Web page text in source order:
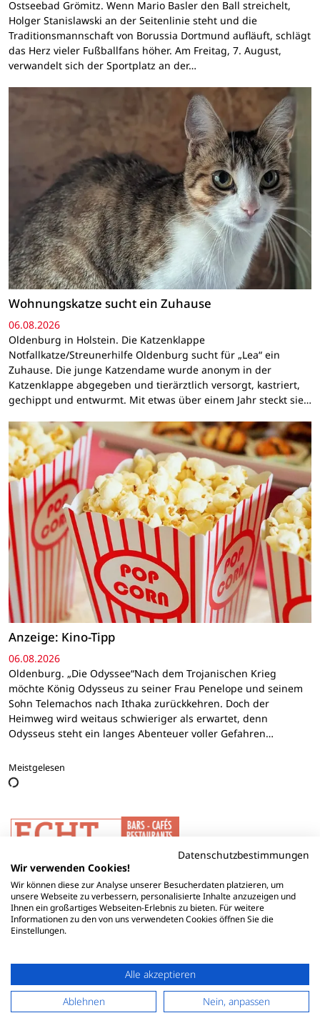
Ostseebad Grömitz. Wenn Mario Basler den Ball streichelt,
Holger Stanislawski an der Seitenlinie steht und die
Traditionsmannschaft von Borussia Dortmund aufläuft, schlägt
das Herz vieler Fußballfans höher. Am Freitag, 7. August,
verwandelt sich der Sportplatz an der…
Wohnungskatze sucht ein Zuhause
06.08.2026
Oldenburg in Holstein. Die Katzenklappe
Notfallkatze/Streunerhilfe Oldenburg sucht für „Lea“ ein
Zuhause. Die junge Katzendame wurde anonym in der
Katzenklappe abgegeben und tierärztlich versorgt, kastriert,
gechippt und entwurmt. Mit etwas über einem Jahr steckt sie…
Anzeige: Kino-Tipp
06.08.2026
Oldenburg. „Die Odyssee“Nach dem Trojanischen Krieg
möchte König Odysseus zu seiner Frau Penelope und seinem
Sohn Telemachos nach Ithaka zurückkehren. Doch der
Heimweg wird weitaus schwieriger als erwartet, denn
Odysseus steht ein langes Abenteuer voller Gefahren…
Meistgelesen
Datenschutzbestimmungen
Wir verwenden Cookies!
Wir können diese zur Analyse unserer Besucherdaten platzieren, um
unsere Webseite zu verbessern, personalisierte Inhalte anzuzeigen und
Ihnen ein großartiges Webseiten-Erlebnis zu bieten. Für weitere
Informationen zu den von uns verwendeten Cookies öffnen Sie die
Einstellungen.
Alle akzeptieren
Ablehnen
Nein, anpassen